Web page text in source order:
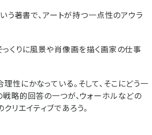
う著書で、アートが持つ一点性のアウラ
くりに風景や肖像画を描く画家の仕事
にかなっている。そして、そこにどう一
略的回答の一つが、ウォーホルなどの
リエイティブであろう。